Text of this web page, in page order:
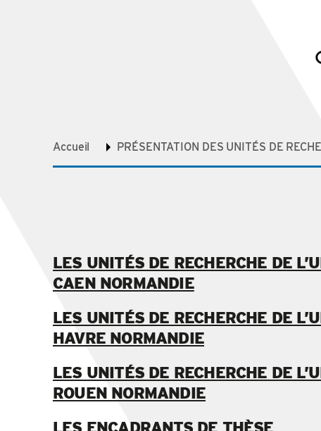
Accueil PRÉSENTATION DES UNITÉS DE
LES UNITÉS DE RECHERCHE DE
CAEN NORMANDIE
LES UNITÉS DE RECHERCHE DE
HAVRE NORMANDIE
LES UNITÉS DE RECHERCHE DE
ROUEN NORMANDIE
LES ENCADRANTS DE THÈSE